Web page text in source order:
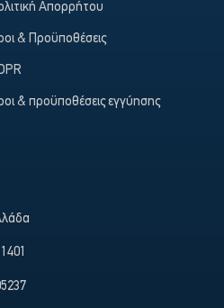
Απορρήτου
& Προϋποθέσεις
& προϋποθέσεις εγγύησης